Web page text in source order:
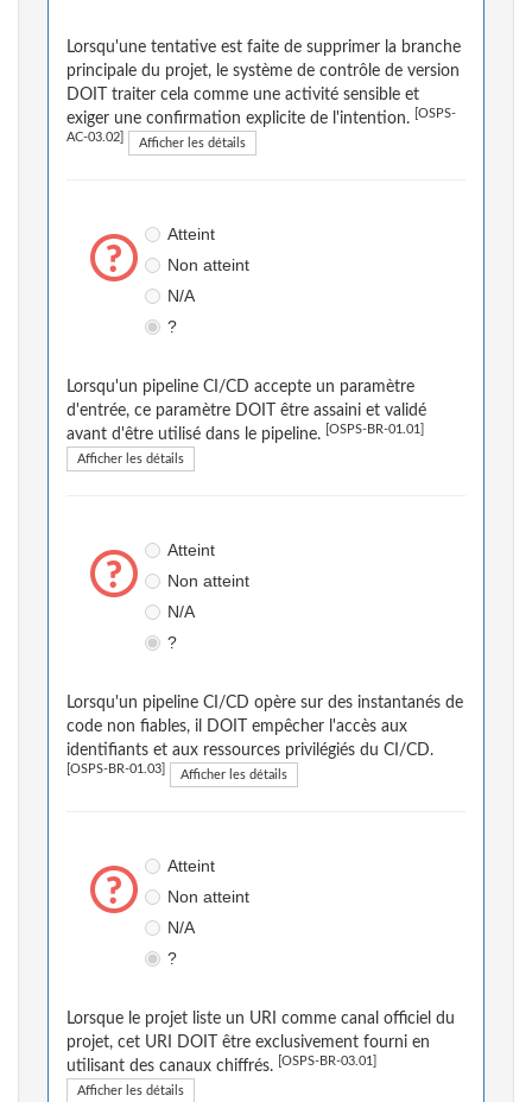
Lorsqu'une tentative est faite de supprimer la branche
principale du projet, le système de contrôle de version
DOIT traiter cela comme une activité sensible et
exiger une confirmation explicite de l'intention.
[OSPS-
AC-03.02] Afficher les détails
Atteint
Non atteint
N/A
?
Lorsqu'un pipeline CI/CD accepte un paramètre
d'entrée, ce paramètre DOIT être assaini et validé
avant d'être utilisé dans le pipeline.
[OSPS-BR-01.01]
Afficher les détails
Atteint
Non atteint
N/A
?
Lorsqu'un pipeline CI/CD opère sur des instantanés de
code non fiables, il DOIT empêcher l'accès aux
identifiants et aux ressources privilégiés du CI/CD.
[OSPS-BR-01.03] Afficher les détails
Atteint
Non atteint
N/A
?
Lorsque le projet liste un URI comme canal officiel du
projet, cet URI DOIT être exclusivement fourni en
utilisant des canaux chiffrés.
[OSPS-BR-03.01]
Afficher les détails